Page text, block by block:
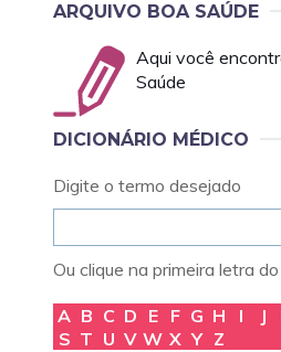
ARQUIVO BOA SAÚDE
Aqui você
Saúde
DICIONÁRIO MÉDICO
Digite o termo desejado
Ou clique na primeira letra
A B C D E F G H I J
S T U V W X Y Z